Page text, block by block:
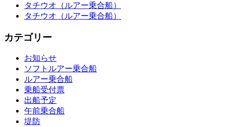
タチウオ（ルアー乗合船）
タチウオ（ルアー乗合船）
カテゴリー
お知らせ
ソフトルアー乗合船
ルアー乗合船
乗船受付票
出船予定
午前乗合船
堤防